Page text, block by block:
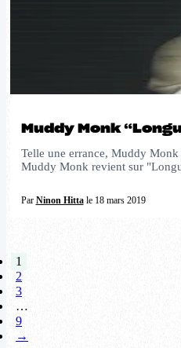
Muddy Monk
Telle une errance, Muddy
Muddy Monk revient sur
Par Ninon Hittale 18 mars 2019
1
2
3
…
9
→